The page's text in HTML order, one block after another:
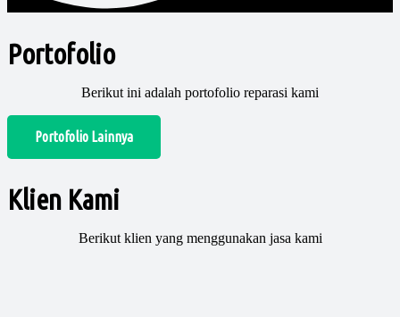
Portofolio
Berikut ini adalah portofolio reparasi kami
Portofolio Lainnya
Klien Kami
Berikut klien yang menggunakan jasa kami